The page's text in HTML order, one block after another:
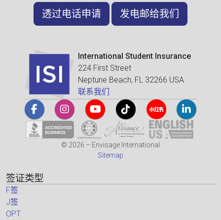
透过电话申请 发电邮给我们
International Student Insurance
224 First Street
Neptune Beach, FL 32266 USA
联系我们
© 2026 – Envisage International
Sitemap
签证类型
F签
J签
OPT